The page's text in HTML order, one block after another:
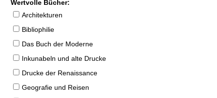
Wertvolle Bücher:
Architekturen
Bibliophilie
Das Buch der Moderne
Inkunabeln und alte Drucke
Drucke der Renaissance
Geografie und Reisen